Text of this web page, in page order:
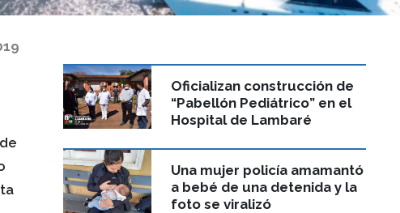
Oficializan construcción de
“Pabellón Pediátrico” en el
Hospital de Lambaré
Una mujer policía amamantó
a bebé de una detenida y la
foto se viralizó